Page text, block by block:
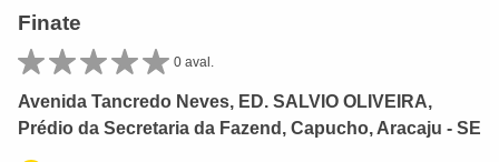
Finate
0 aval.
Avenida Tancredo Neves, ED. SALVIO OLIVEIRA,
Prédio da Secretaria da Fazend, Capucho, Aracaju - SE